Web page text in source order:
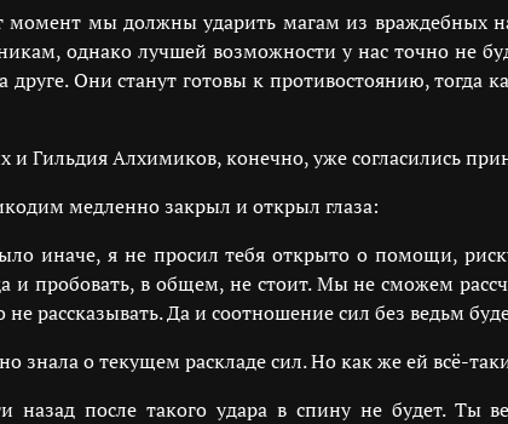
мы должны ударить магам из враждебных
однако лучшей возможности у нас точно не
Они станут готовы к противостоянию, тогда
и Гильдия Алхимиков, конечно, уже согласились
медленно закрыл и открыл глаза:
иначе, я не просил тебя открыто о помощи,
и пробовать, в общем, не стоит. Мы не сможем
рассказывать. Да и соотношение сил без ведьм
знала о текущем раскладе сил. Но как же ей всё-
после такого удара в спину не будет. Ты